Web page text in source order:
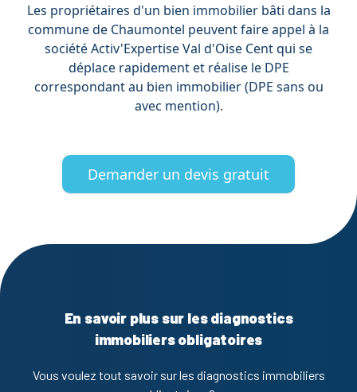
Les propriétaires d'un bien immobilier bâti dans la
commune de Chaumontel peuvent faire appel à la
société Activ'Expertise Val d'Oise Cent qui se
déplace rapidement et réalise le DPE
correspondant au bien immobilier (DPE sans ou
avec mention).
Demander un devis gratuit
En savoir plus sur les diagnostics
immobiliers obligatoires
Vous voulez tout savoir sur les diagnostics immobiliers